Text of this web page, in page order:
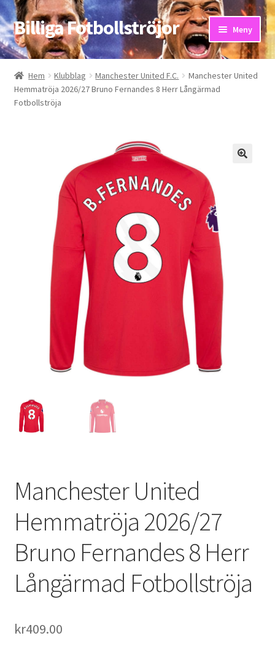
Hoppa
till
navigering
Hoppa
till
innehåll
Billiga Fotbollströjor Meny
Hem
Bloggar
Kontakta oss
Mitt konto
Storleksguiden
Varukorg
Hem Klubblag Manchester United F.C.
Manchester United
Hemmatröja 2026/27 Bruno Fernandes 8 Herr Långärmad
Fotbollströja
Manchester United
Hemmatröja 2026/27
Bruno Fernandes 8 Herr
Långärmad Fotbollströja
kr409.00